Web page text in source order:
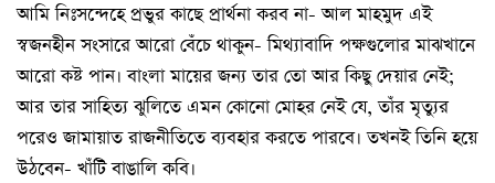
আমি নিঃসন্দেহে প্রভুর কাছে প্রার্থনা করব না- আল মাহমুদ এই
স্বজনহীন সংসারে আরো বেঁচে থাকুন- মিথ্যাবাদি পক্ষগুলোর মাঝখানে
আরো কষ্ট পান। বাংলা মায়ের জন্য তার তো আর কিছু দেয়ার নেই;
আর তার সাহিত্য ঝুলিতে এমন কোনো মোহর নেই যে, তাঁর মৃত্যুর
পরেও জামায়াত রাজনীতিতে ব্যবহার করতে পারবে। তখনই তিনি হয়ে
উঠবেন- খাঁটি বাঙালি কবি।